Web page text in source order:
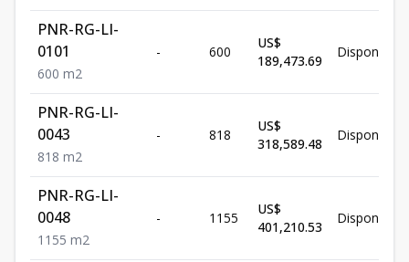
PNR-RG-LI-
0101
600 m2
- 600
US$
189,473.69
Disponible
PNR-RG-LI-
0043
818 m2
- 818
US$
318,589.48
Disponible
PNR-RG-LI-
0048
1155 m2
- 1155
US$
401,210.53
Disponible